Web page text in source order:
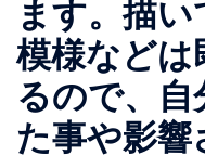
ます。描
模様などは
るので、自
た事や影響